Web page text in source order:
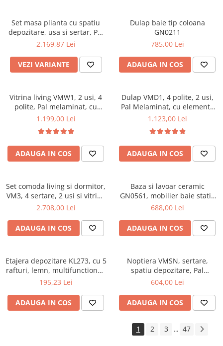
Set masa plianta cu spatiu
depozitare, usa si sertar, Pal
Melaminat, 160x96x80 cm si 6
cu piele ecologica, nuc
2.169,87 Lei
VEZI VARIANTE
Dulap baie tip coloana
GN0211
785,00 Lei
ADAUGA IN COS
Vitrina living VMW1, 2 usi, 4
polite, Pal melaminat, cu
insertii MDF, Nuc
1.199,00 Lei
ADAUGA IN COS
Dulap VMD1, 4 polite, 2 usi,
Pal Melaminat, cu elemente
din MDF, Nuc
1.123,00 Lei
ADAUGA IN COS
Set comoda living si dormitor,
VM3, 4 sertare, 2 usi si vitrina
suprapozabila VMN4, 2 usi, 2
insertii MDF, Nuc
2.708,00 Lei
ADAUGA IN COS
Baza si lavoar ceramic
GN0561, mobilier baie stativ
50 cm, front MDF, 2 usi, 2
reglabile, alb/antracit
688,00 Lei
ADAUGA IN COS
Etajera depozitare KL273, cu 5
rafturi, lemn, multifunctional,
natur
195,23 Lei
ADAUGA IN COS
Noptiera VMSN, sertare,
spatiu depozitare, Pal
Melaminat, insertii MDF, Nuc
604,00 Lei
ADAUGA IN COS
1 2 3 ... 47